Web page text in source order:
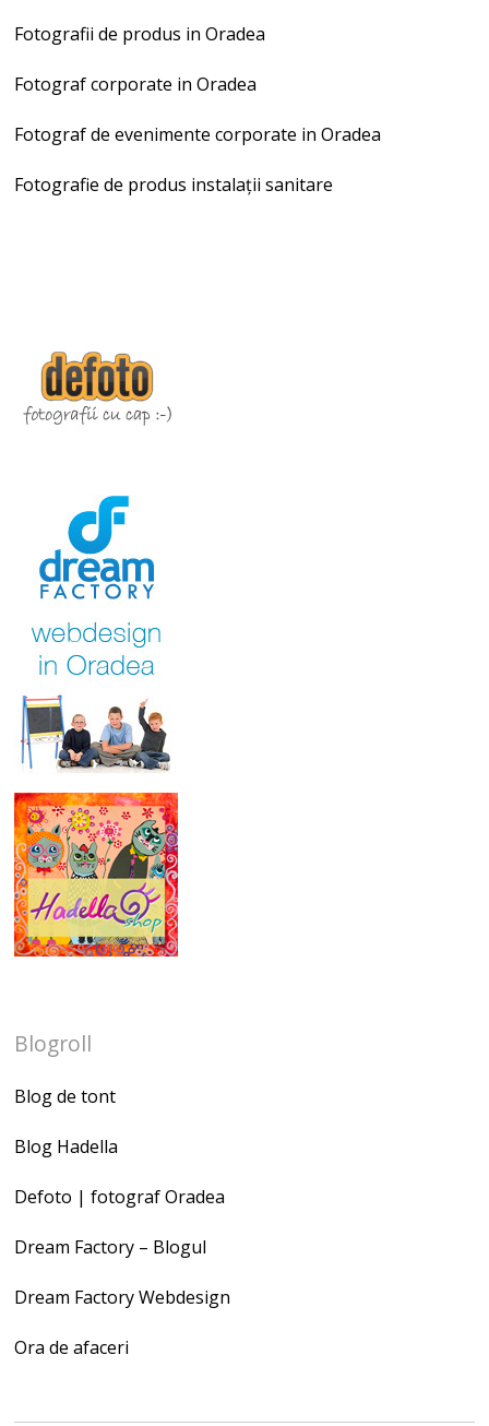
Fotografii de produs in Oradea
Fotograf corporate in Oradea
Fotograf de evenimente corporate in Oradea
Fotografie de produs instalații sanitare
Blogroll
Blog de tont
Blog Hadella
Defoto | fotograf Oradea
Dream Factory – Blogul
Dream Factory Webdesign
Ora de afaceri